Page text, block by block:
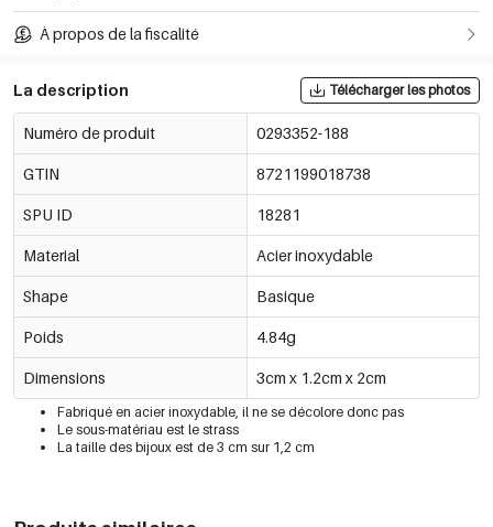
À propos de la fiscalité
La description Télécharger les photos
Numéro de produit 0293352-188
GTIN 8721199018738
SPU ID 18281
Material Acier inoxydable
Shape Basique
Poids 4.84g
Dimensions 3cm x 1.2cm x 2cm
Fabriqué en acier inoxydable, il ne se décolore donc pas
Le sous-matériau est le strass
La taille des bijoux est de 3 cm sur 1,2 cm